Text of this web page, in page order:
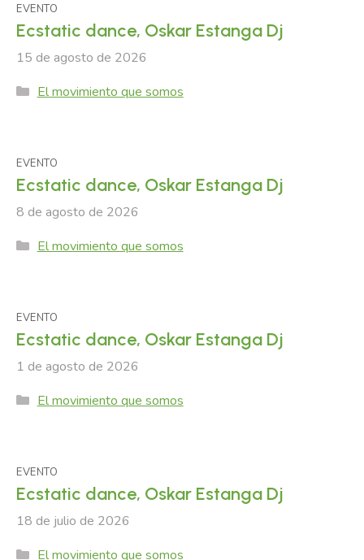
EVENTO
Ecstatic dance, Oskar Estanga Dj
15 de agosto de 2026
Categories
El movimiento que somos
EVENTO
Ecstatic dance, Oskar Estanga Dj
8 de agosto de 2026
Categories
El movimiento que somos
EVENTO
Ecstatic dance, Oskar Estanga Dj
1 de agosto de 2026
Categories
El movimiento que somos
EVENTO
Ecstatic dance, Oskar Estanga Dj
18 de julio de 2026
Categories
El movimiento que somos